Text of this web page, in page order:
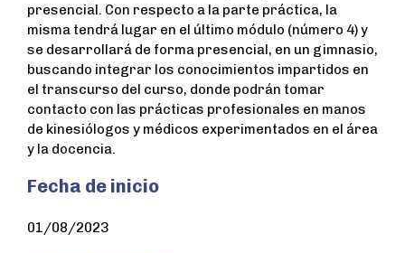
presencial. Con respecto a la parte práctica, la
misma tendrá lugar en el último módulo (número 4) y
se desarrollará de forma presencial, en un gimnasio,
buscando integrar los conocimientos impartidos en
el transcurso del curso, donde podrán tomar
contacto con las prácticas profesionales en manos
de kinesiólogos y médicos experimentados en el área
y la docencia.
Fecha de inicio
01/08/2023